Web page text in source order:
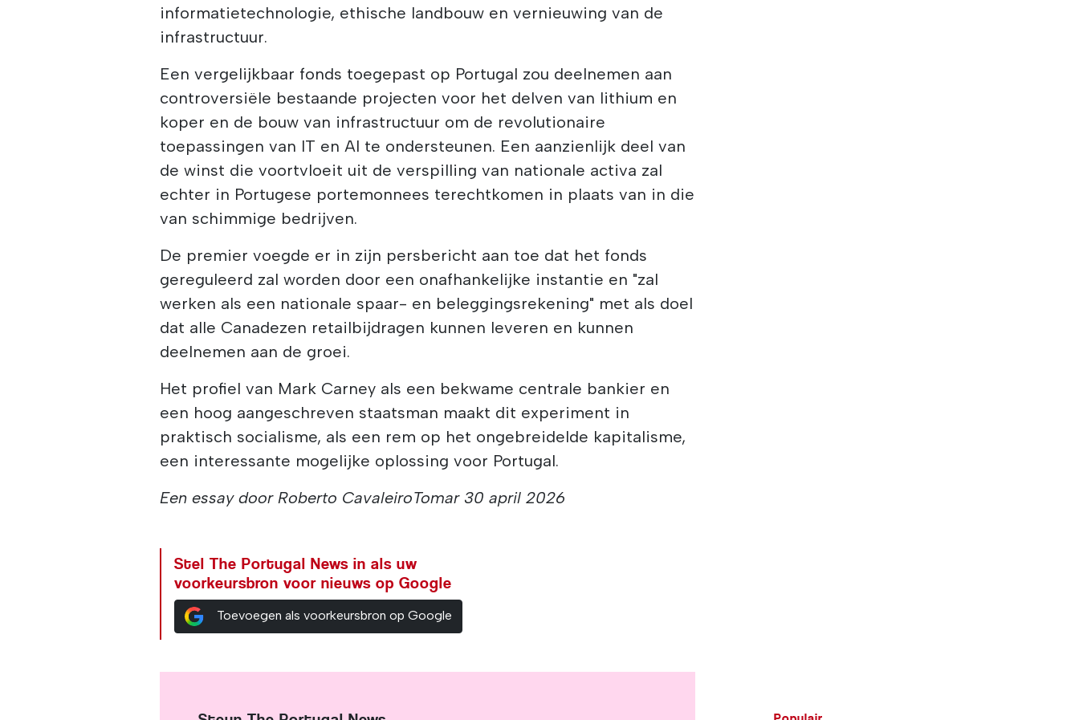
informatietechnologie, ethische landbouw en vernieuwing van de
infrastructuur.
Een vergelijkbaar fonds toegepast op Portugal zou deelnemen aan
controversiële bestaande projecten voor het delven van lithium en
koper en de bouw van infrastructuur om de revolutionaire
toepassingen van IT en AI te ondersteunen. Een aanzienlijk deel van
de winst die voortvloeit uit de verspilling van nationale activa zal
echter in Portugese portemonnees terechtkomen in plaats van in die
van schimmige bedrijven.
De premier voegde er in zijn persbericht aan toe dat het fonds
gereguleerd zal worden door een onafhankelijke instantie en "zal
werken als een nationale spaar- en beleggingsrekening" met als doel
dat alle Canadezen retailbijdragen kunnen leveren en kunnen
deelnemen aan de groei.
Het profiel van Mark Carney als een bekwame centrale bankier en
een hoog aangeschreven staatsman maakt dit experiment in
praktisch socialisme, als een rem op het ongebreidelde kapitalisme,
een interessante mogelijke oplossing voor Portugal.
Een essay door Roberto CavaleiroTomar 30 april 2026
Stel The Portugal News in als uw
voorkeursbron voor nieuws op Google
Toevoegen als voorkeursbron op Google